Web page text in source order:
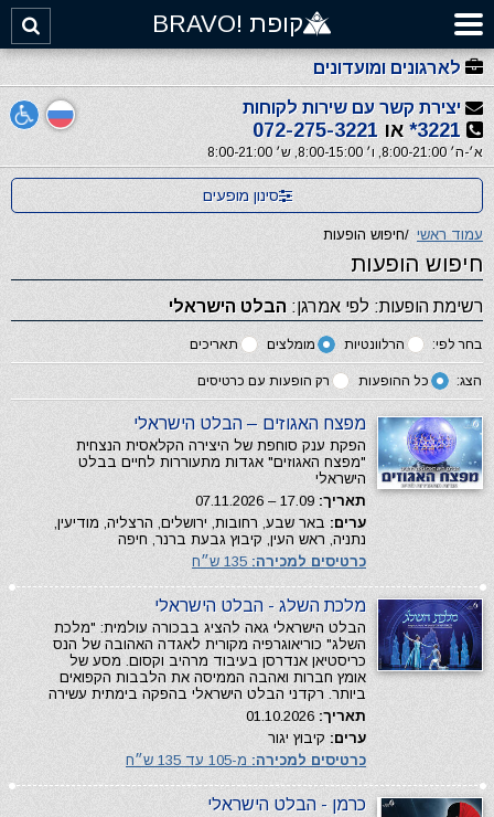
קופת !BRAVO
לארגונים ומועדונים
יצירת קשר עם שירות לקוחות
3221* או 072-275-3221
א׳-ה׳ 8:00-21:00, ו׳ 8:00-15:00, ש׳ 8:00-21:00
סינון מופעים
עמוד ראשי /חיפוש הופעות
חיפוש הופעות
רשימת הופעות: לפי אמרגן: הבלט הישראלי
בחר לפי: הרלוונטיות מומלצים תאריכים
הצג: כל ההופעות רק הופעות עם כרטיסים
מפצח האגוזים – הבלט הישראלי
הפקת ענק סוחפת של היצירה הקלאסית הנצחית
"מפצח האגוזים" אגדות מתעוררות לחיים בבלט
הישראלי
תאריך:
ערים: באר שבע, רחובות, ירושלים, הרצליה, מודיעין,
נתניה, ראש העין, קיבוץ גבעת ברנר, חיפה
כרטיסים למכירה:
מלכת השלג - הבלט הישראלי
הבלט הישראלי גאה להציג בבכורה עולמית: "מלכת
השלג" כוריאוגרפיה מקורית לאגדה האהובה של הנס
כריסטיאן אנדרסן בעיבוד מרהיב וקסום. מסע של
אומץ חברות ואהבה הממיסה את הלבבות הקפואים
ביותר. רקדני הבלט הישראלי בהפקה בימתית עשירה
תאריך:
ערים: קיבוץ יגור
כרטיסים למכירה: מ-105 עד 135 ש״ח
כרמן - הבלט הישראלי